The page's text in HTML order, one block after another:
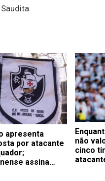
apresenta
por atacante
assina
não
cinco